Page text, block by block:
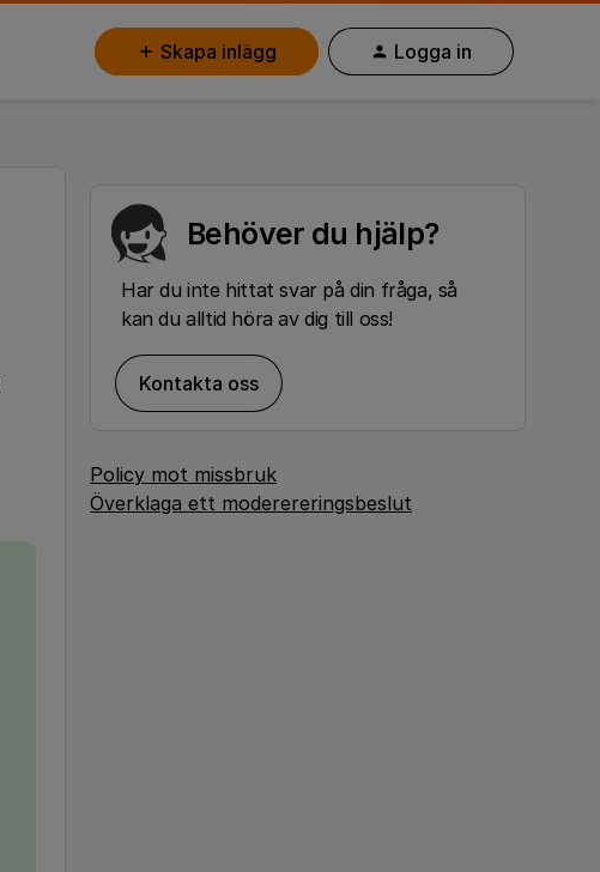
Skapa inlägg Logga in
Behöver du hjälp?
Har du inte hittat svar på din fråga, så
kan du alltid höra av dig till oss!
Kontakta oss
Policy mot missbruk
Överklaga ett moderereringsbeslut